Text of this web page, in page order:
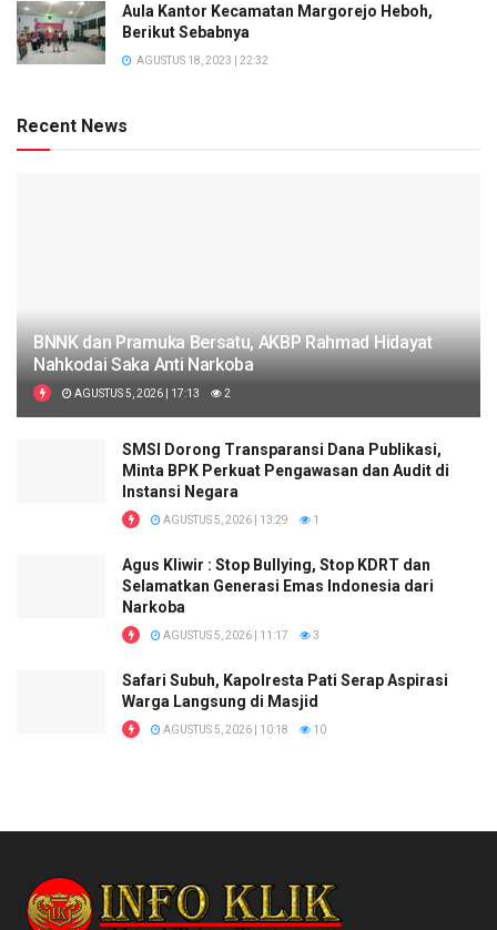
Aula Kantor Kecamatan Margorejo Heboh,
Berikut Sebabnya
AGUSTUS 18, 2023 | 22:32
Recent News
BNNK dan Pramuka Bersatu, AKBP Rahmad Hidayat
Nahkodai Saka Anti Narkoba
AGUSTUS 5, 2026 | 17:13 2
SMSI Dorong Transparansi Dana Publikasi,
Minta BPK Perkuat Pengawasan dan Audit di
Instansi Negara
AGUSTUS 5, 2026 | 13:29 1
Agus Kliwir : Stop Bullying, Stop KDRT dan
Selamatkan Generasi Emas Indonesia dari
Narkoba
AGUSTUS 5, 2026 | 11:17 3
Safari Subuh, Kapolresta Pati Serap Aspirasi
Warga Langsung di Masjid
AGUSTUS 5, 2026 | 10:18 10